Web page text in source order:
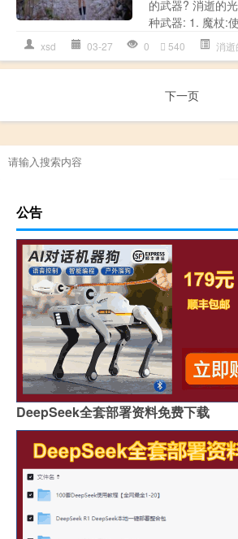
的武器? 消逝的
种武器: 1. 魔杖:
xsd 03-27 0 540 消逝
下一页
公告
DeepSeek全套部署资料免费下载